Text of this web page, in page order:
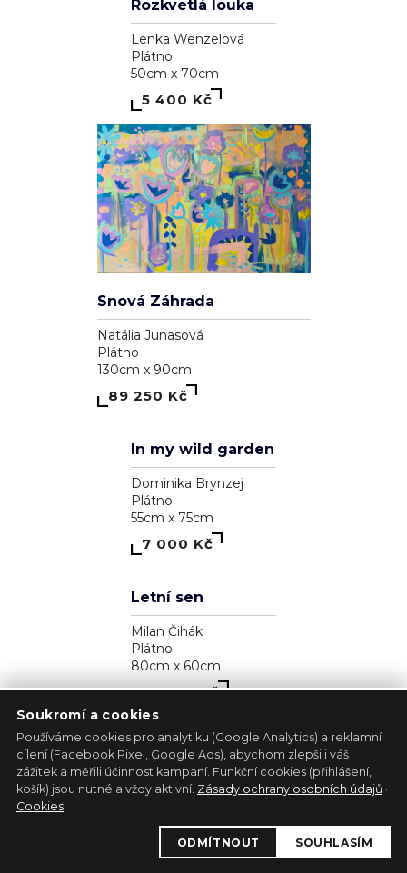
Pavol Tarasovič
Dřevo
15cm x 74cm
39 100 Kč
Zjavenie archanjela
Pavol Tarasovič
Dřevo
39 300 Kč
1
Soukromí a cookies
Používáme cookies pro analytiku (Google Analytics) a reklamní
cílení (Facebook Pixel, Google Ads), abychom zlepšili váš
zážitek a měřili účinnost kampaní. Funkční cookies (přihlášení,
košík) jsou nutné a vždy aktivní. Zásady ochrany osobních údajů ·
Cookies.
ODMÍTNOUT SOUHLASÍM